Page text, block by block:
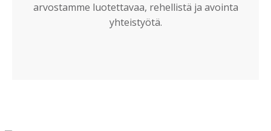
arvostamme luotettavaa, rehellistä ja avointa
yhteistyötä.